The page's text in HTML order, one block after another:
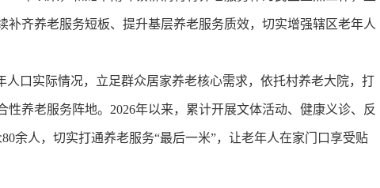
齐养老服务短板、提升基层养老服务质效，切实增强辖区老年人
口实际情况，立足群众居家养老核心需求，依托村养老大院，打
养老服务阵地。2026年以来，累计开展文体活动、健康义诊、反
余人，切实打通养老服务“最后一米”，让老年人在家门口享受贴